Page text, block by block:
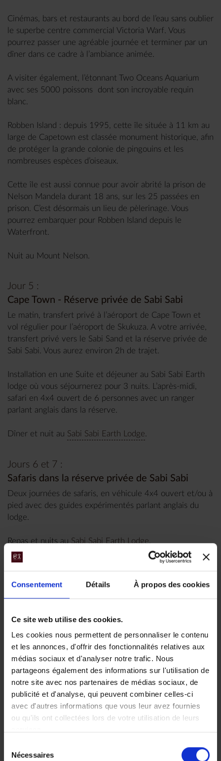
Consentement Détails À propos des cookies
Ce site web utilise des cookies.
Les cookies nous permettent de personnaliser le contenu
et les annonces, d'offrir des fonctionnalités relatives aux
médias sociaux et d'analyser notre trafic. Nous
partageons également des informations sur l'utilisation de
notre site avec nos partenaires de médias sociaux, de
publicité et d'analyse, qui peuvent combiner celles-ci
avec d'autres informations que vous leur avez fournies
ou qu'ils ont collectées lors de votre utilisation de leurs
Nécessaires
Cinémas, bars et restaurants au bord de l’eau sans oublier
le superbe centre commercial Victoria Warf. Vous
pourrez passer une agréable journée et terminer par un
dîner dans ce cadre à l’ambiance animée.
A visiter également, l’étonnant Two Oceans Aquarium
avec ses 5000 poissons dont son incroyable requin
blanc.
Robben Island : depuis 1995, cette île située à 11 km au
large de Capetown est classée monument historique, afin
de protéger la grande colonie de pingouins et les
nombreuses espèces d’oiseaux.
Cette île est aussi connue pour avoir abrité la prison de
Nelson Mandela durant 18 ans, sur les 25 passées en
prison. C’est désormais un lieu de pèlerinage. Vous
pourrez embarquer pour Robben Island depuis le
Waterfront.
Nuit au Mount Nelson.
Jour 5 :
Cape Town - Réserve privée de Sabi Sabi
Le matin, transfert privé à l’aéroport de Cape Town et
vol régulier pour l’aéroport de Skukuza. A votre arrivée,
transfert privé vers le Sabi Sand et la réserve privée de
Sabi Sabi. Vous aurez environ 2h de trajet.
Installation en une Suite et déjeuner au Sabi Sabi Earth
lodge où vous séjournerez pour 3 nuits. L’après-midi,
safari en 4x4 ouvert de 6 personnes avec un ranger
parlant anglais dans la réserve.
Dîner et nuit au Sabi Sabi Earth Lodge
Jours 6 et 7 :
Safaris dans la réserve privée de Sabi Sabi
Deux journées de safaris, en véhicule 4x4 ouvert et/ou à
pied avec des guides expérimentés parlant anglais du
lodge.
Repas et nuits au Sabi Sabi Earth Lodge
Jour 8 : Du Kruger à White River
Dernier safari matinal dans la réserve privée de Sabi
Sabi. Après votre petit déjeuner, vous serez transférés à
Après-midi et déjeuner libres. Possibilité de visiter la
route panoramique et le Blyde River Canyon avec un
guide (non inclus).
Le Blyde River Canyon : profond de 600 à 800 mètres, il
est dominé par des formations granitiques. Vous
apprécierez les panoramas exceptionnels, notamment les
trois Rondavels, sur 26 km.
Bourke’s Luck Potholes (la marmite des géants).